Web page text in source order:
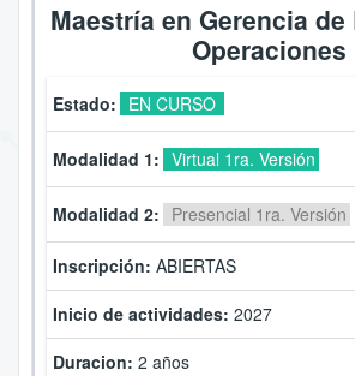
Maestría en Gerencia
Operaciones
Estado: EN CURSO
Modalidad 1: Virtual 1ra. Versión
Modalidad 2: Presencial 1ra. Versión
Inscripción: ABIERTAS
Inicio de actividades: 2027
Duracion: 2 años